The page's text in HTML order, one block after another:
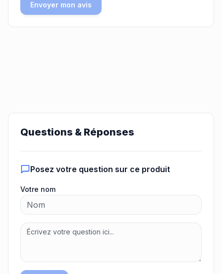
Envoyer mon avis
Questions & Réponses
Posez votre question sur ce produit
Votre nom